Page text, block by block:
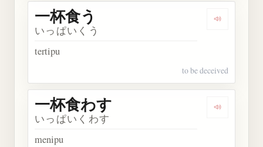
Dengarkan
一杯食う
いっぱいくう
tertipu
to be deceived
Dengarkan
一杯食わす
いっぱいくわす
menipu